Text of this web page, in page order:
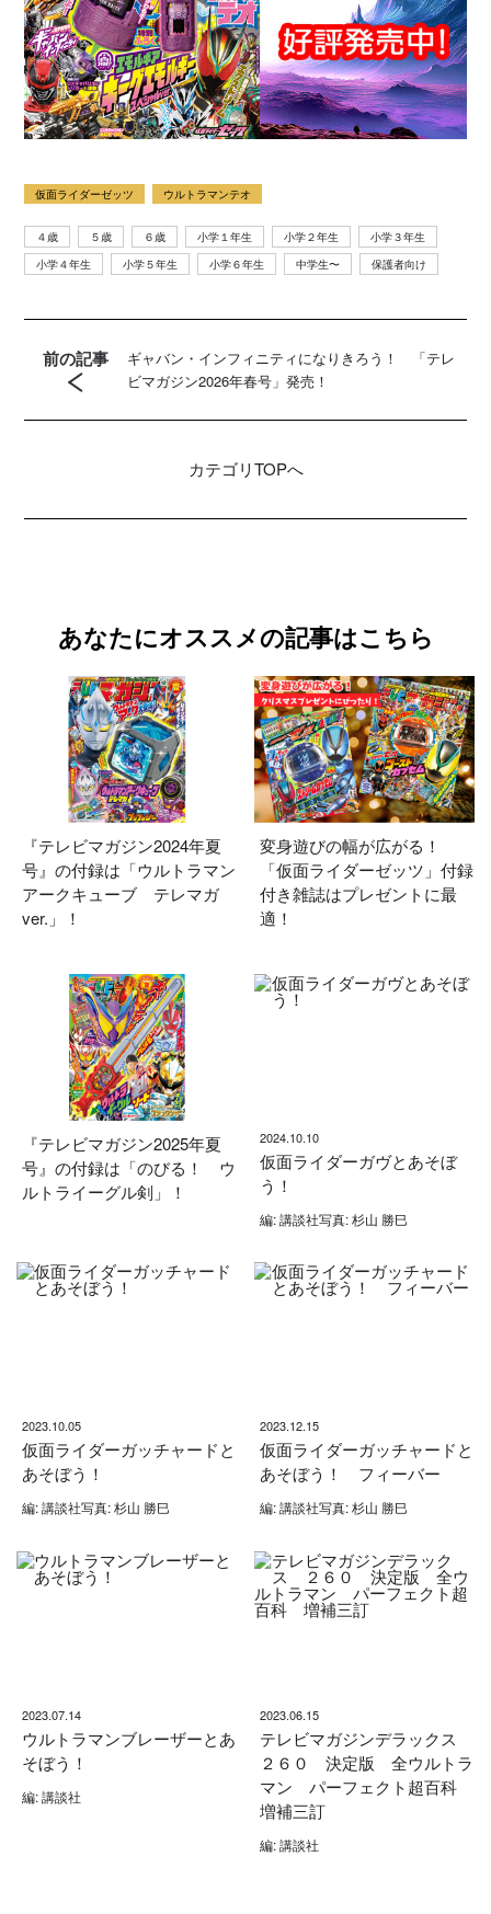
仮面ライダーゼッツ ウルトラマンテオ
４歳 ５歳 ６歳 小学１年生 小学２年生
小学３年生
小学４年生
小学５年生 小学６年生 中学生〜 保護者向け
前の記事
ギャバン・インフィニティになりきろう！ 「テレ
ビマガジン2026年春号」発売！
カテゴリTOPへ
あなたにオススメの記事はこちら
『テレビマガジン2024年夏
号』の付録は「ウルトラマン
アークキューブ テレマガ
ver.」！
変身遊びの幅が広がる！
「仮面ライダーゼッツ」付録
付き雑誌はプレゼントに最
適！
『テレビマガジン2025年夏
号』の付録は「のびる！ ウ
ルトライーグル剣」！
2024.10.10
仮面ライダーガヴとあそぼ
う！
編: 講談社写真: 杉山 勝巳
2023.10.05
仮面ライダーガッチャードと
あそぼう！
編: 講談社写真: 杉山 勝巳
2023.12.15
仮面ライダーガッチャードと
あそぼう！ フィーバー
編: 講談社写真: 杉山 勝巳
2023.07.14
ウルトラマンブレーザーとあ
そぼう！
編: 講談社
2023.06.15
テレビマガジンデラックス
２６０ 決定版 全ウルトラ
マン パーフェクト超百科
増補三訂
編: 講談社